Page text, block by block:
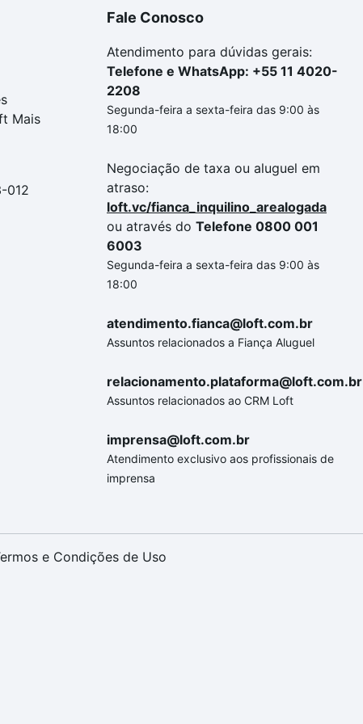
Mais
012
Fale Conosco
Atendimento para dúvidas gerais:
Telefone e WhatsApp: +55 11 4020-
2208
Segunda-feira a sexta-feira das 9:00 às
18:00
Negociação de taxa ou aluguel em
atraso:
loft.vc/fianca_inquilino_arealogada
ou através do Telefone 0800 001
6003
Segunda-feira a sexta-feira das 9:00 às
18:00
atendimento.fianca@loft.com.br
Assuntos relacionados a Fiança Aluguel
relacionamento.plataforma@loft.com.br
Assuntos relacionados ao CRM Loft
imprensa@loft.com.br
Atendimento exclusivo aos profissionais de
imprensa
e Condições de Uso